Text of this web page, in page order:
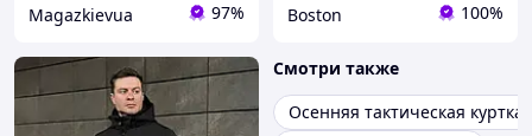
Magazkievua 97% Boston 100%
Смотри также
Осенняя тактическая куртка